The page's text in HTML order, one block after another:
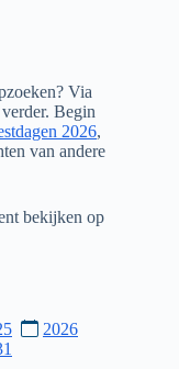
Via
Begin
2026,
van andere
bekijken op
2026